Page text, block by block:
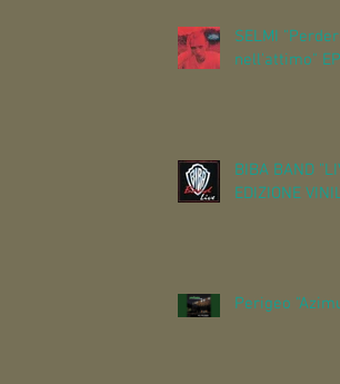
SELMI
nell'attimo" EP
BIBA BAND
EDIZIONE
Perigeo